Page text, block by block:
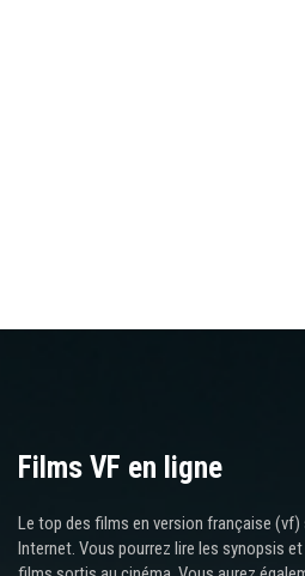
Films VF en ligne
Le top des films en version française
Internet. Vous pourrez lire les synopsis